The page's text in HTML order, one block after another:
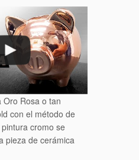
Oro Rosa o tan
con el método de
cromo se
pieza de cerámica